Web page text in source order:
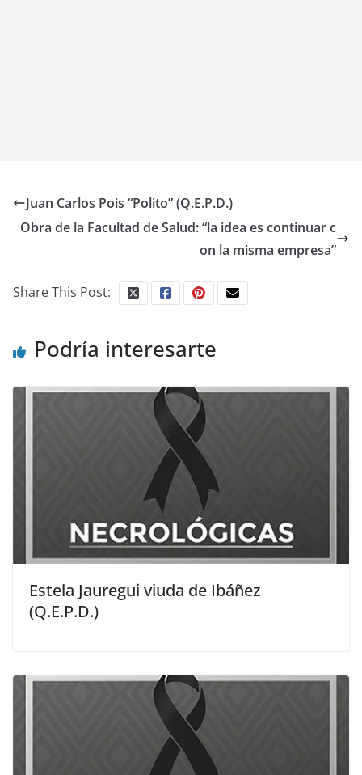
Juan Carlos Pois “Polito” (Q.E.P.D.)
Obra de la Facultad de Salud: “la idea es continuar c
on la misma empresa”
Share This Post:
Podría interesarte
Estela Jauregui viuda de Ibáñez
(Q.E.P.D.)